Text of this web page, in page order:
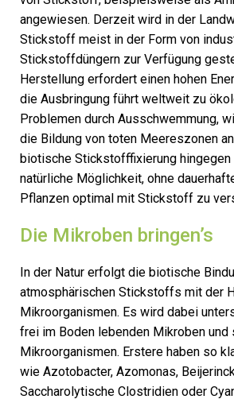
angewiesen. Derzeit wird in der
Stickstoff meist in der Form von
Stickstoffdüngern zur Verfügung
Herstellung erfordert einen hohen
die Ausbringung führt weltweit zu
Problemen durch Ausschwemmung,
die Bildung von toten Meereszonen
biotische Stickstofffixierung
natürliche Möglichkeit, ohne
Pflanzen optimal mit Stickstoff zu
Die Mikroben bringen’s
In der Natur erfolgt die biotische
atmosphärischen Stickstoffs mit der
Mikroorganismen. Es wird dabei
frei im Boden lebenden Mikroben
Mikroorganismen. Erstere haben so
wie Azotobacter, Azomonas,
Saccharolytische Clostridien oder